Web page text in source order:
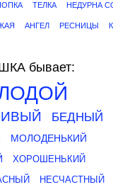
ТЕЛКА НЕДУРНА
АНГЕЛ РЕСНИЦЫ
бывает:
БЕДНЫЙ
МОЛОДЕНЬКИЙ
ХОРОШЕНЬКИЙ
НЕСЧАСТНЫЙ